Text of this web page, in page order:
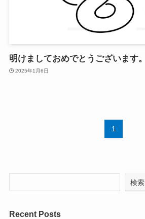
明けましておめでとうございます。
2025年1月6日
1
検索
Recent Posts